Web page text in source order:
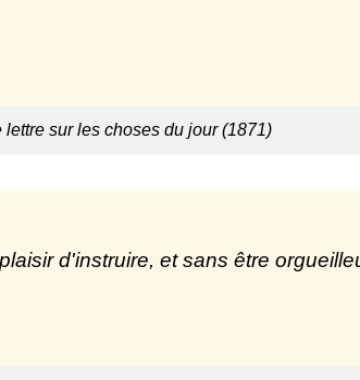
lettre sur les choses du jour (1871)
d'instruire, et sans être